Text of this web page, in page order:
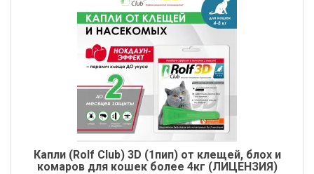
Капли (Rolf Club) 3D (1пип) от клещей, блох и
комаров для кошек более 4кг (ЛИЦЕНЗИЯ)